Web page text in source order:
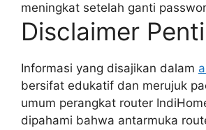
meningkat setelah ganti
Disclaimer
Informasi yang disajikan dalam
bersifat edukatif dan merujuk
umum perangkat router
dipahami bahwa antarmuka